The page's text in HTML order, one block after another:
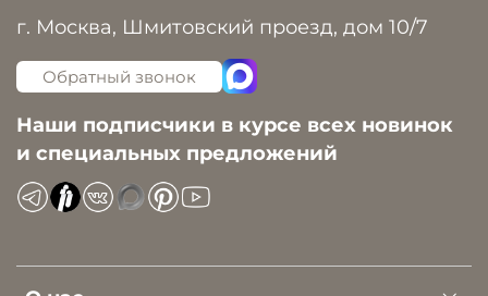
г. Москва, Шмитовский проезд, дом 10/7
Обратный звонок
Наши подписчики в курсе всех новинок
и специальных предложений